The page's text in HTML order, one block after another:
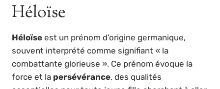
Héloïse
Héloïse est un prénom d’origine germanique,
souvent interprété comme signifiant « la
combattante glorieuse ». Ce prénom évoque la
force et la persévérance, des qualités